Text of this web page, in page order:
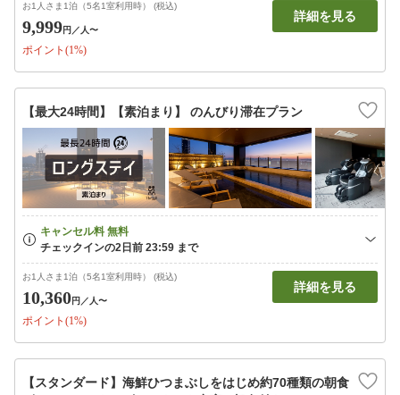
お1人さま1泊（5名1室利用時） (税込)
9,999円 ／人〜
ポイント(1%)
詳細を見る
【最大24時間】【素泊まり】 のんびり滞在プラン
お1人さま1泊（5名1室利用時） (税込)
10,360円 ／人〜
ポイント(1%)
詳細を見る
【スタンダード】海鮮ひつまぶしをはじめ約70種類の朝食